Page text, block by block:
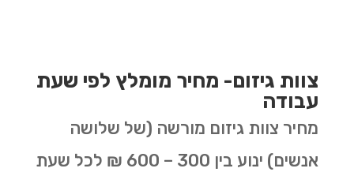
צוות גיזום- מחיר מומלץ לפי שעת
עבודה
מחיר צוות גיזום מורשה (של שלושה
אנשים) ינוע בין 300 – 600 ₪ לכל שעת